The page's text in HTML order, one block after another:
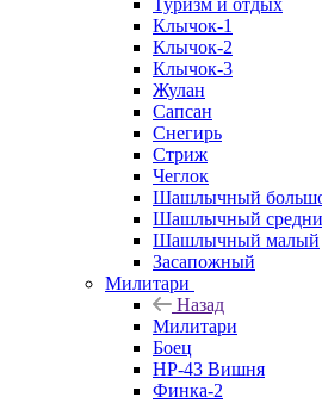
Туризм и отдых
Клычок-1
Клычок-2
Клычок-3
Жулан
Сапсан
Снегирь
Стриж
Чеглок
Шашлычный
Шашлычный
Шашлычный малый
Засапожный
Милитари
Назад
Милитари
Боец
НР-43 Вишня
Финка-2